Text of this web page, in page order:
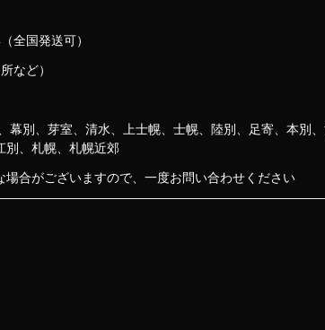
全国発送可）
など）
幕別、芽室、清水、上士幌、士幌、陸別、足寄、本別
別、札幌、札幌近郊
場合がございますので、一度お問い合わせください